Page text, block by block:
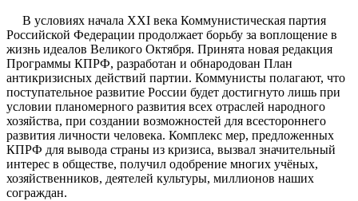
В условиях начала XXI века Коммунистическая партия
Российской Федерации продолжает борьбу за воплощение в
жизнь идеалов Великого Октября. Принята новая редакция
Программы КПРФ, разработан и обнародован План
антикризисных действий партии. Коммунисты полагают, что
поступательное развитие России будет достигнуто лишь при
условии планомерного развития всех отраслей народного
хозяйства, при создании возможностей для всестороннего
развития личности человека. Комплекс мер, предложенных
КПРФ для вывода страны из кризиса, вызвал значительный
интерес в обществе, получил одобрение многих учёных,
хозяйственников, деятелей культуры, миллионов наших
сограждан.